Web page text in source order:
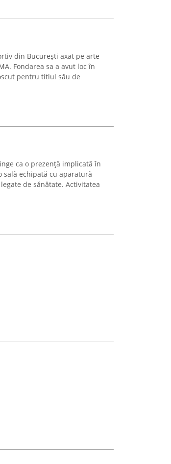
din București axat pe arte
Fondarea sa a avut loc în
pentru titlul său de
ca o prezență implicată în
echipată cu aparatură
de sănătate. Activitatea